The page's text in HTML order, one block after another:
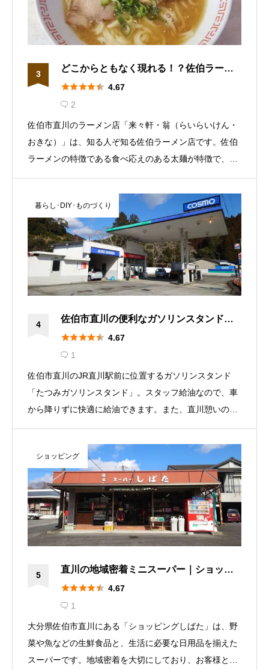
3
どこからともなく現れる！？佐伯ラーメ
ン「来々軒・翁（らいらいけん・おき
 4.67
 2
佐伯市直川のラーメン店「来々軒・翁（らいらいけん・
おきな）」は、知る人ぞ知る佐伯ラーメン店です。佐伯
ラーメンの特徴である食べ応えのある太麺が特徴で、豚
骨のしっかりしたスープでありながら、絶妙のバランス
のスープでほとんどの人が飲み干してます。 店主は朴訥
ながらも優しい語り口で、ラーメンの説明をしてくれま
す。
暮らし･DIY･ものづくり
4
佐伯市直川の便利なガソリンスタンド
「巽（たつみ）石油店」
 4.67
 1
佐伯市直川のJR直川駅前に位置するガソリンスタンド
「たつみガソリンスタンド」。スタッフ給油なので、車
から降りずに快適に給油できます。また、直川憩いの森
公園や直川カントリー倶楽部などの観光スポットにも近
く、佐伯市内までいかなくても給油することができま
す。ショッピング
5
直川の地域密着ミニスーパー｜ショッピ
ングしばた
 4.67
 1
大分県佐伯市直川にある「ショッピングしばた」は、野
菜や魚などの生鮮食品と、生活に必要な日用品を揃えた
スーパーです。地域密着を大切にしており、お客様との